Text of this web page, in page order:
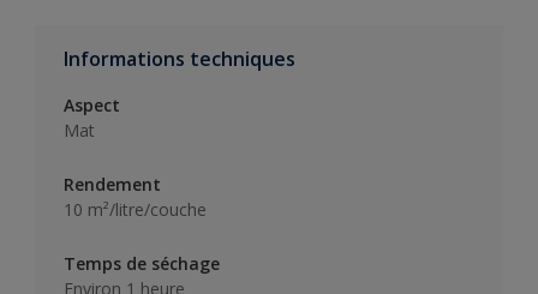
Informations techniques
Aspect
Mat
Rendement
10 m²/litre/couche
Temps de séchage
Environ 1 heure